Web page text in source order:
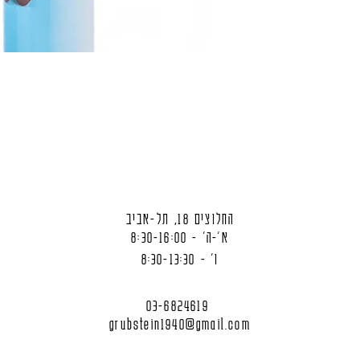
החלוצים 18, תל-אביב
א'-ה' - 8:30-16:00
ו' - 8:30-13:30
03-6824619
grubstein1940@gmail.com